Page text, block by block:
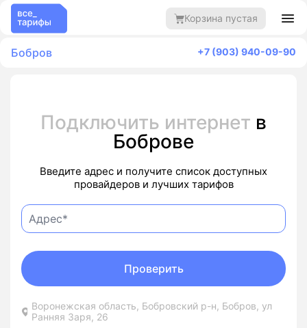
Корзина пустая
Бобров +7 (903) 940-09-90
Подключить интернет в
Боброве
Введите адрес и получите список доступных
провайдеров и лучших тарифов
Воронежская область, Бобровский р-н, Бобров, ул
Ранняя Заря, 26
Проверить